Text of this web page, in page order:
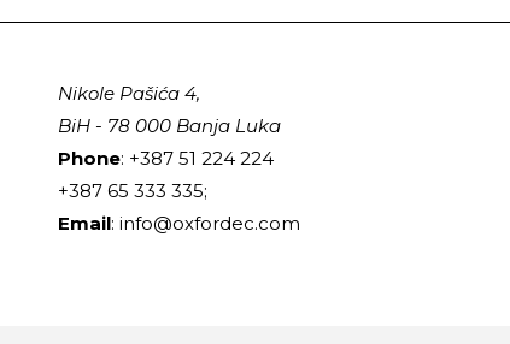
Nikole Pašića 4,
BiH - 78 000 Banja Luka
Phone: +387 51 224 224
+387 65 333 335;
Email: info@oxfordec.com